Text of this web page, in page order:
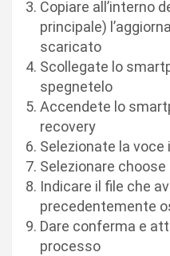
Copiare all’interno
principale)
scaricato
Scollegate lo
spegnetelo
Accendete lo
recovery
Selezionate la
Selezionare
Indicare il file che
precedentemente
Dare conferma e
processo